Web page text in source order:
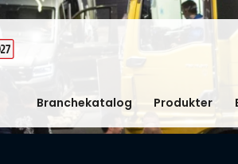
Branchekatalog Produkter